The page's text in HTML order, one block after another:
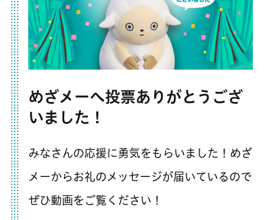
めざメーへ投票ありがとうござ
いました！
みなさんの応援に勇気をもらいました！めざ
メーからお礼のメッセージが届いているので
ぜひ動画をご覧ください！